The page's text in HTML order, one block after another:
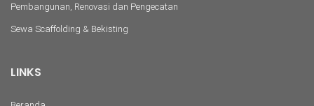
Pembangunan, Renovasi dan Pengecatan
Sewa Scaffolding & Bekisting
LINKS